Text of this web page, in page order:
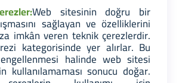
Web sitesinin doğru bir
sağlayan ve özelliklerini
imkân veren teknik çerezlerdir.
kategorisinde yer alırlar. Bu
halinde web sitesi
kullanılamaması sonucu doğar.